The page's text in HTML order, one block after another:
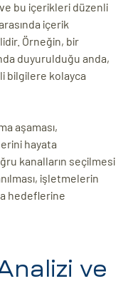
bu içerikleri düzenli
içerik
Örneğin, bir
duyurulduğu anda,
bilgilere kolayca
aşaması,
hayata
kanalların seçilmesi
işletmelerin
hedeflerine
ve